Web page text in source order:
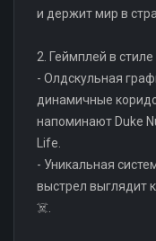
и держит мир в
2. Геймплей в стиле
- Олдскульная
динамичные
напоминают Duke
Life.
- Уникальная
выстрел выглядит
☠️.